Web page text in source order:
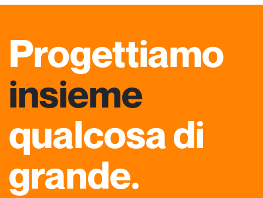
Progettiamo
insieme
qualcosa di
grande.